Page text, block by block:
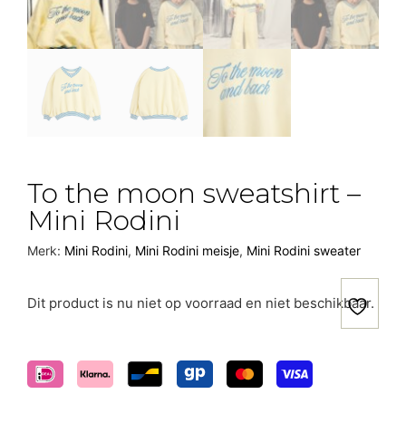
To the moon sweatshirt –
Mini Rodini
Merk: Mini Rodini, Mini Rodini meisje, Mini Rodini sweater
Dit product is nu niet op voorraad en niet beschikbaar.